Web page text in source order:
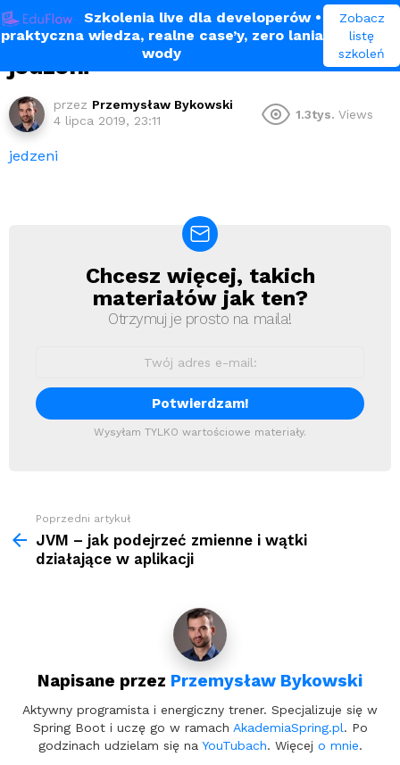
Szkolenia live dla developerów•
praktyczna wiedza, realne case’y, zero lania
wody
Zobacz
listę
szkoleń
jedzeni
przez Przemysław Bykowski
4 lipca 2019, 23:11
1.3tys. Views
jedzeni
NewsletterChcesz więcej, takich
materiałów jak ten?
Otrzymuj je prosto na maila!
Wysyłam TYLKO wartościowe materiały.
Zobacz
więcej
Poprzedni artykuł
JVM – jak podejrzeć zmienne i wątki
działające w aplikacji
Napisane przez Przemysław Bykowski
Aktywny programista i energiczny trener. Specjalizuje się w
Spring Boot i uczę go w ramach AkademiaSpring.pl. Po
godzinach udzielam się na YouTubach. Więcej o mnie.